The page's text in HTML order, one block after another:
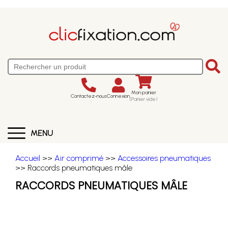
Contactez-nousConnexion Mon panier
(Panier vide)
MENU
Accueil >> Air comprimé >> Accessoires pneumatiques
>> Raccords pneumatiques mâle
RACCORDS PNEUMATIQUES MÂLE